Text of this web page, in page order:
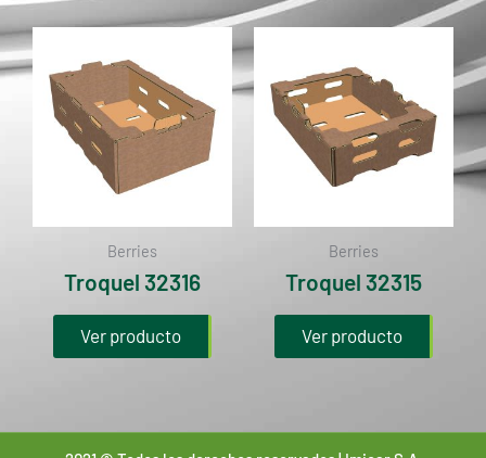
Berries
Troquel 32316
Ver producto
Berries
Troquel 32315
Ver producto